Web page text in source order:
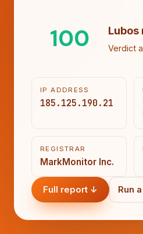
100 Lubos
Verdict
IP ADDRESS
185.125.190.21
REGISTRAR
MarkMonitor Inc.
Full report ↓ Run